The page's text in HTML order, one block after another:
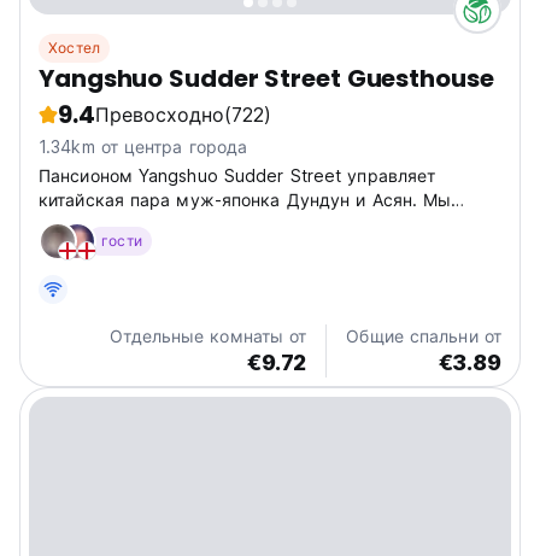
Хостел
Yangshuo Sudder Street Guesthouse
9.4Превосходно(722)
1.34km от центра города
Пансионом Yangshuo Sudder Street управляет
китайская пара муж-японка Дундун и Асян. Мы
встретились на улице Саддер, известном месте
среди иностранных туристов в Калькутте.
гости
Отдельные комнаты от
€9.72
Общие спальни от
€3.89